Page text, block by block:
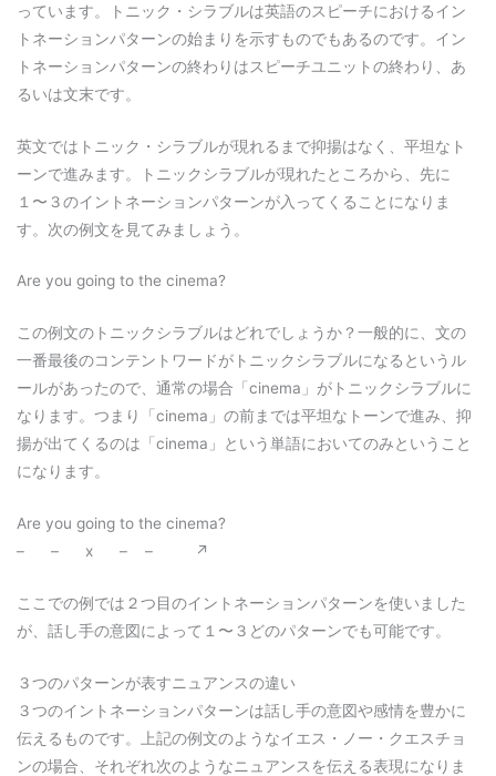
っています。トニック・シラブルは英語のスピーチにおけるイン
トネーションパターンの始まりを示すものでもあるのです。イン
トネーションパターンの終わりはスピーチユニットの終わり、あ
るいは文末です。
英文ではトニック・シラブルが現れるまで抑揚はなく、平坦なト
ーンで進みます。トニックシラブルが現れたところから、先に
１〜３のイントネーションパターンが入ってくることになりま
す。次の例文を見てみましょう。
Are you going to the cinema?
この例文のトニックシラブルはどれでしょうか？一般的に、文の
一番最後のコンテントワードがトニックシラブルになるというル
ールがあったので、通常の場合「cinema」がトニックシラブルに
なります。つまり「cinema」の前までは平坦なトーンで進み、抑
揚が出てくるのは「cinema」という単語においてのみということ
になります。
Are you going to the cinema?
– – x – – ↗︎
ここでの例では２つ目のイントネーションパターンを使いました
が、話し手の意図によって１〜３どのパターンでも可能です。
３つのパターンが表すニュアンスの違い
３つのイントネーションパターンは話し手の意図や感情を豊かに
伝えるものです。上記の例文のようなイエス・ノー・クエスチョ
ンの場合、それぞれ次のようなニュアンスを伝える表現になりま